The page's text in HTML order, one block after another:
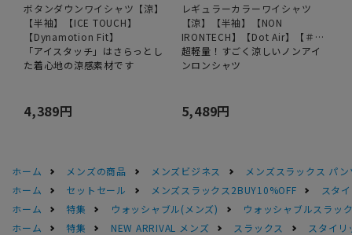
ボタンダウンワイシャツ【涼】
【半袖】【ICE TOUCH】
【Dynamotion Fit】
「アイスタッチ」はさらっとし
た着心地の涼感素材です
4,389円
レギュラーカラーワイシャツ
【涼】【半袖】【NON
IRONTECH】【Dot Air】【＃す
ご】
超軽量！すごく涼しいノンアイ
ンロンシャツ
5,489円
ホーム メンズの商品 メンズビジネス
メンズスラックス パン
ホーム
セットセール メンズスラックス2BUY10%OFF
スタ
ホーム
特集 ウォッシャブル(メンズ)
ウォッシャブルスラッ
ホーム
特集 NEW ARRIVAL メンズ スラックス スタイ